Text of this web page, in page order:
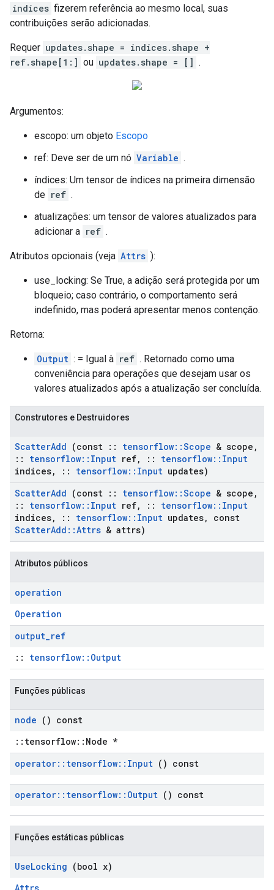
indices fizerem referência ao mesmo local, suas
contribuições serão adicionadas.
Requer updates.shape = indices.shape +
ref.shape[1:] ou updates.shape = [] .
Argumentos:
escopo: um objeto Escopo
ref: Deve ser de um nó Variable .
índices: Um tensor de índices na primeira dimensão
de ref .
atualizações: um tensor de valores atualizados para
adicionar a ref .
Atributos opcionais (veja Attrs ):
use_locking: Se True, a adição será protegida por um
bloqueio; caso contrário, o comportamento será
indefinido, mas poderá apresentar menos contenção.
Retorna:
Output : = Igual à ref . Retornado como uma
conveniência para operações que desejam usar os
valores atualizados após a atualização ser concluída.
Construtores e Destruidores
ScatterAdd (const :: tensorflow::Scope & scope ,
::
tensorflow:: Input ref, :: tensorflow:: Input
indices, :: tensorflow:: Input updates)
ScatterAdd (const :: tensorflow::Scope & scope ,
::
tensorflow:: Input ref, :: tensorflow:: Input
indices, :: tensorflow:: Input updates,
const
ScatterAdd ::Attrs & attrs)
Atributos públicos
operation
Operation
output_ref
:: tensorflow::Output
Funções públicas
node () const
::tensorflow::Node *
operator:: tensorflow:: Input () const
operator:: tensorflow:: Output () const
Funções estáticas públicas
UseLocking (bool x)